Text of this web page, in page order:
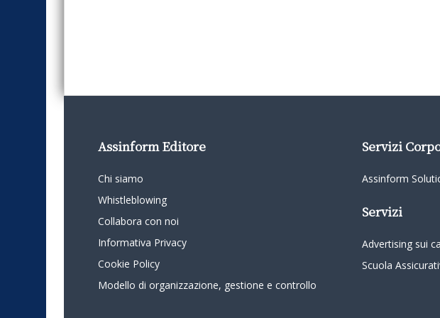
Assinform Editore
Chi siamo
Whistleblowing
Collabora con noi
Informativa Privacy
Cookie Policy
Modello di organizzazione, gestione e controllo
Servizi
Assinform
Servizi
Advertising sui
Scuola